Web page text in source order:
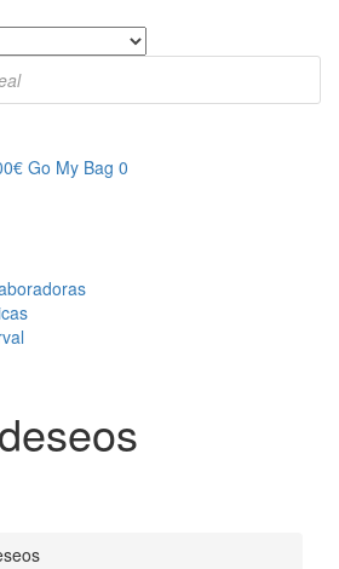
€ Go My Bag 0